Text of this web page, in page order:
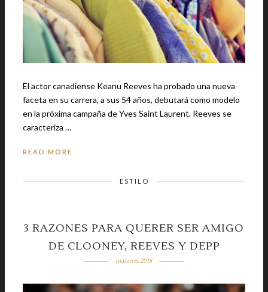
El actor canadiense Keanu Reeves ha probado una nueva
faceta en su carrera, a sus 54 años, debutará como modelo
en la próxima campaña de Yves Saint Laurent. Reeves se
caracteriza …
READ MORE
ESTILO
3 RAZONES PARA QUERER SER AMIGO
DE CLOONEY, REEVES Y DEPP
marzo 6, 2018